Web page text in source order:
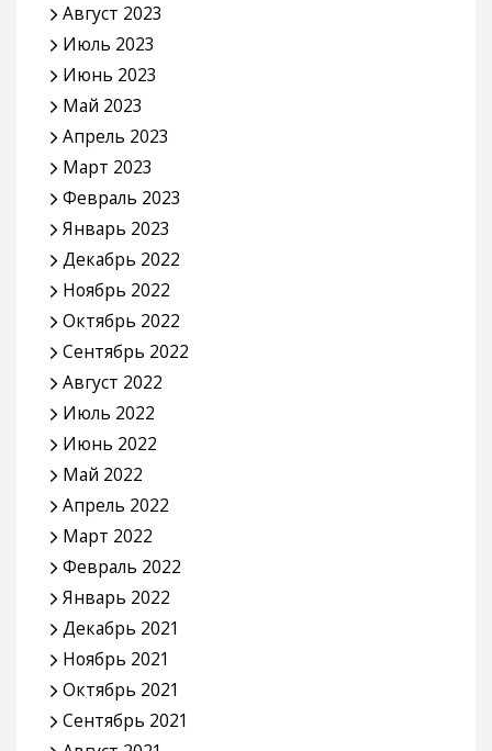
Август 2023
Июль 2023
Июнь 2023
Май 2023
Апрель 2023
Март 2023
Февраль 2023
Январь 2023
Декабрь 2022
Ноябрь 2022
Октябрь 2022
Сентябрь 2022
Август 2022
Июль 2022
Июнь 2022
Май 2022
Апрель 2022
Март 2022
Февраль 2022
Январь 2022
Декабрь 2021
Ноябрь 2021
Октябрь 2021
Сентябрь 2021